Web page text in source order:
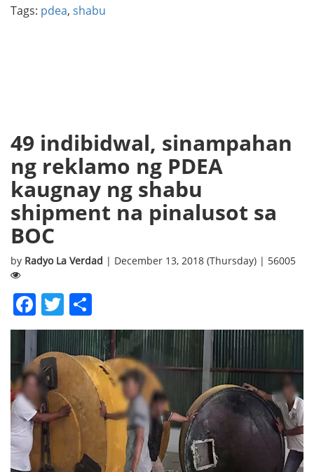
Tags: pdea, shabu
49 indibidwal, sinampahan
ng reklamo ng PDEA
kaugnay ng shabu
shipment na pinalusot sa
BOC
by Radyo La Verdad | December 13, 2018 (Thursday) | 56005
Facebook
Twitter